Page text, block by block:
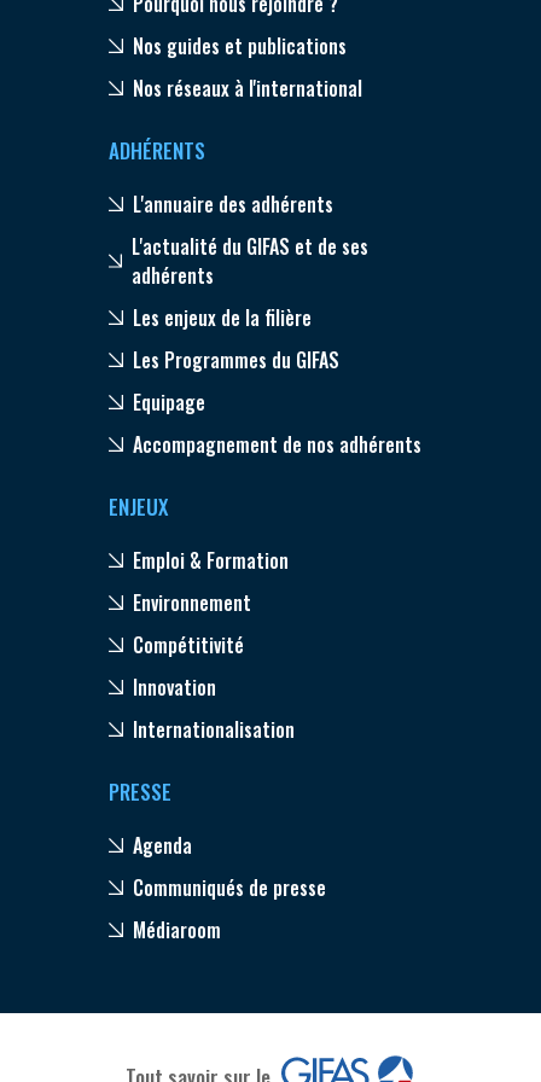
Nos guides et publications
Nos réseaux à l'international
ADHÉRENTS
L'annuaire des adhérents
L'actualité du GIFAS et de ses
adhérents
Les enjeux de la filière
Les Programmes du GIFAS
Equipage
Accompagnement de nos adhérents
ENJEUX
Emploi & Formation
Environnement
Compétitivité
Innovation
Internationalisation
PRESSE
Agenda
Communiqués de presse
Médiaroom